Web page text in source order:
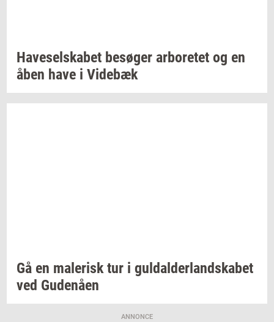
Ha­ve­sel­ska­bet be­sø­ger ar­bo­re­tet og en
åben have i Vi­de­bæk
Gå en ma­le­risktur i gul­dal­der­land­ska­bet
ved Gu­denå­en
ANNONCE